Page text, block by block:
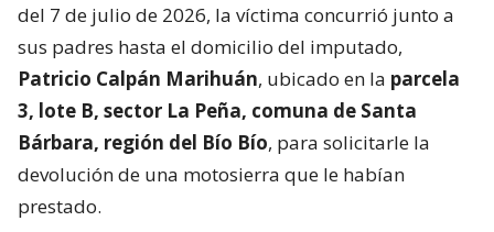
del 7 de julio de 2026, la víctima concurrió junto a
sus padres hasta el domicilio del imputado,
Patricio Calpán Marihuán, ubicado en la parcela
3, lote B, sector La Peña, comuna de Santa
Bárbara, región del Bío Bío, para solicitarle la
devolución de una motosierra que le habían
prestado.